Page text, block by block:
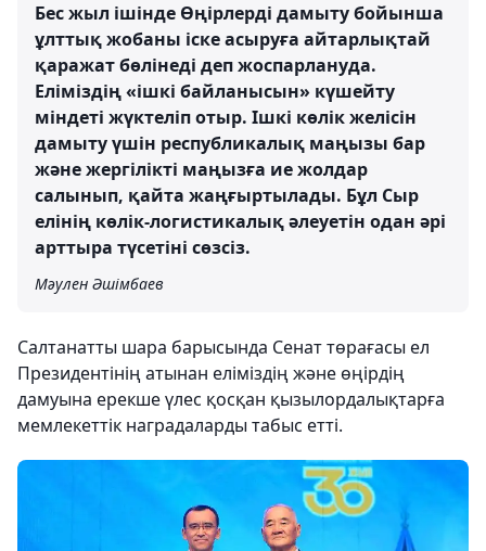
Бес жыл ішінде Өңірлерді дамыту бойынша
ұлттық жобаны іске асыруға айтарлықтай
қаражат бөлінеді деп жоспарлануда.
Еліміздің «ішкі байланысын» күшейту
міндеті жүктеліп отыр. Ішкі көлік желісін
дамыту үшін республикалық маңызы бар
және жергілікті маңызға ие жолдар
салынып, қайта жаңғыртылады. Бұл Сыр
елінің көлік-логистикалық әлеуетін одан әрі
арттыра түсетіні сөзсіз.
Мәулен Әшімбаев
Салтанатты шара барысында Сенат төрағасы ел
Президентінің атынан еліміздің және өңірдің
дамуына ерекше үлес қосқан қызылордалықтарға
мемлекеттік наградаларды табыс етті.